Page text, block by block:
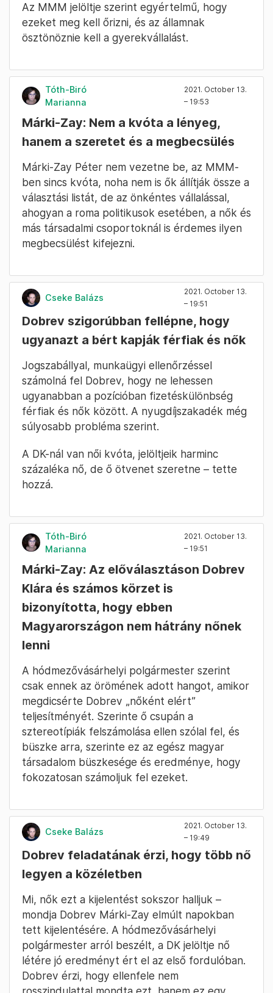
Az MMM jelöltje szerint egyértelmű, hogy
ezeket meg kell őrizni, és az államnak
ösztönöznie kell a gyerekvállalást.
Tóth-Biró
Marianna
2021. October 13.
– 19:53
Márki-Zay: Nem a kvóta a lényeg,
hanem a szeretet és a megbecsülés
Márki-Zay Péter nem vezetne be, az MMM-
ben sincs kvóta, noha nem is ők állítják össze a
választási listát, de az önkéntes vállalással,
ahogyan a roma politikusok esetében, a nők és
más társadalmi csoportoknál is érdemes ilyen
megbecsülést kifejezni.
Cseke Balázs
2021. October 13.
– 19:51
Dobrev szigorúbban fellépne, hogy
ugyanazt a bért kapják férfiak és nők
Jogszabállyal, munkaügyi ellenőrzéssel
számolná fel Dobrev, hogy ne lehessen
ugyanabban a pozícióban fizetéskülönbség
férfiak és nők között. A nyugdíjszakadék még
súlyosabb probléma szerint.
A DK-nál van női kvóta, jelöltjeik harminc
százaléka nő, de ő ötvenet szeretne – tette
hozzá.
Tóth-Biró
Marianna
2021. October 13.
– 19:51
Márki-Zay: Az előválasztáson Dobrev
Klára és számos körzet is
bizonyította, hogy ebben
Magyarországon nem hátrány nőnek
lenni
A hódmezővásárhelyi polgármester szerint
csak ennek az örömének adott hangot, amikor
megdicsérte Dobrev „nőként elért”
teljesítményét. Szerinte ő csupán a
sztereotípiák felszámolása ellen szólal fel, és
büszke arra, szerinte ez az egész magyar
társadalom büszkesége és eredménye, hogy
fokozatosan számoljuk fel ezeket.
Cseke Balázs
2021. October 13.
– 19:49
Dobrev feladatának érzi, hogy több nő
legyen a közéletben
Mi, nők ezt a kijelentést sokszor halljuk –
mondja Dobrev Márki-Zay elmúlt napokban
tett kijelentésére. A hódmezővásárhelyi
polgármester arról beszélt, a DK jelöltje nő
létére jó eredményt ért el az első fordulóban.
Dobrev érzi, hogy ellenfele nem